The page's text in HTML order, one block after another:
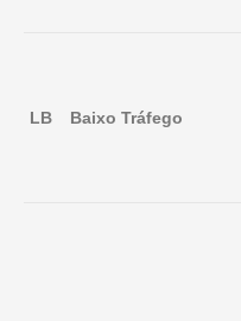
LB Baixo Tráfego